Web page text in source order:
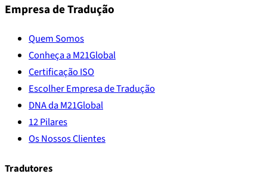
Empresa de Tradução
Quem Somos
Conheça a M21Global
Certificação ISO
Escolher Empresa de Tradução
DNA da M21Global
12 Pilares
Os Nossos Clientes
Tradutores